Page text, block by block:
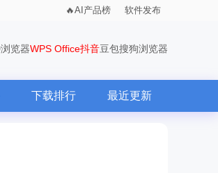
AI产品榜 软件发布
览器WPS Office抖音豆包搜狗浏览器
下载排行 最近更新